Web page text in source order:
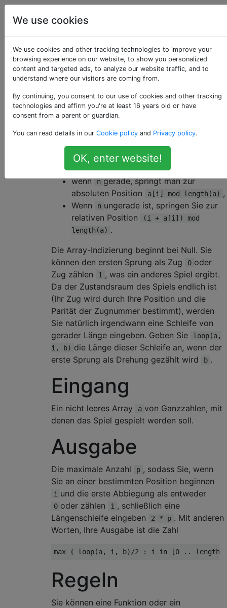
Programmierrätsel
& Code Golf
Spring auf das Array!
19
Lassen Sie uns ein Ein-Spieler-Spiel namens
Jump the Array spielen
. Zum Spielen
von ganzen Zahlen a . Sie beginnen an einer
bestimmten Position
und springen in jeder
Runde zu einer neuen Position. Am Turn
wenn n gerade, springt man zur
absoluten Position
a[i] mod length(a) ,
Wenn
n ungerade ist, springen Sie zur
relativen Position
(i + a[i]) mod
length(a) .
Die Array-Indizierung beginnt bei Null. Sie
können den ersten Sprung als Zug
0 oder
Zug zählen
1 , was ein anderes Spiel ergibt.
Da der Zustandsraum des Spiels endlich ist
(Ihr Zug wird durch Ihre Position und die
Parität der Zugnummer bestimmt), werden
Sie natürlich irgendwann eine Schleife von
gerader Länge eingeben. Geben Sie
loop(a,
i, b) die Länge dieser Schleife an, wenn der
erste Sprung als Drehung gezählt wird
b .
Eingang
Ein nicht leeres Array a von Ganzzahlen, mit
denen das Spiel gespielt werden soll.
Ausgabe
Die maximale Anzahl p , sodass Sie, wenn
Sie an einer bestimmten Position beginnen
i und die erste Abbiegung als entweder
0 oder zählen 1 , schließlich eine
Längenschleife eingeben
2 * p . Mit anderen
Worten, Ihre Ausgabe ist die Zahl
Regeln
Sie können eine Funktion oder ein
We use cookies
We use cookies and other tracking technologies to improve your
browsing experience on our website, to show you personalized
content and targeted ads, to analyze our website traffic, and to
understand where our visitors are coming from.
By continuing, you consent to our use of cookies and other tracking
technologies and affirm you're at least 16 years old or have
consent from a parent or guardian.
You can read details in our Cookie policy and Privacy policy.
OK, enter website!